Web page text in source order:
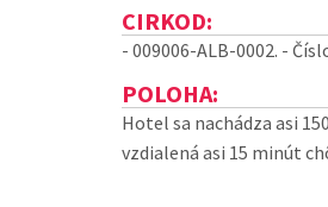
CIRKOD:
- 009006-ALB-0002. -
POLOHA:
Hotel sa nachádza asi
vzdialená asi 15 minút